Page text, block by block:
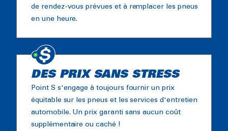
de rendez-vous prévues et à remplacer les pneus
en une heure.
DES PRIX SANS STRESS
Point S s'engage à toujours fournir un prix
équitable sur les pneus et les services d'entretien
automobile. Un prix garanti sans aucun coût
supplémentaire ou caché !